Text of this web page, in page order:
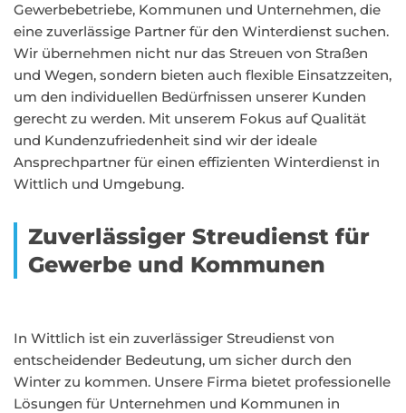
Gewerbebetriebe, Kommunen und Unternehmen, die
eine zuverlässige Partner für den Winterdienst suchen.
Wir übernehmen nicht nur das Streuen von Straßen
und Wegen, sondern bieten auch flexible Einsatzzeiten,
um den individuellen Bedürfnissen unserer Kunden
gerecht zu werden. Mit unserem Fokus auf Qualität
und Kundenzufriedenheit sind wir der ideale
Ansprechpartner für einen effizienten Winterdienst in
Wittlich und Umgebung.
Zuverlässiger Streudienst für
Gewerbe und Kommunen
In Wittlich ist ein zuverlässiger Streudienst von
entscheidender Bedeutung, um sicher durch den
Winter zu kommen. Unsere Firma bietet professionelle
Lösungen für Unternehmen und Kommunen in